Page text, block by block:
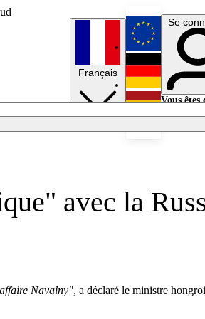
Français
English
Deutsch
Se
Vous êtes
avec la
Navalny", a déclaré le ministre